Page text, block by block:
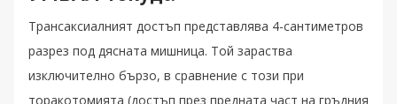
Трансаксиалният достъп представлява 4-сантиметров
разрез под дясната мишница. Той зараства
изключително бързо, в сравнение с този при
торакотомията (достъп през предната част на гръдния